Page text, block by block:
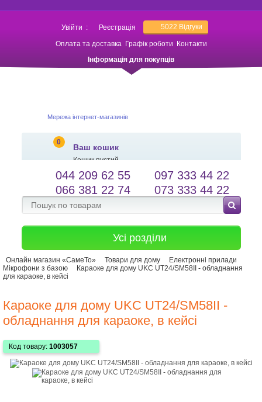
Увійти : Реєстрація 5022 Відгуки
Оплата та доставка Графік роботи
Контакти
Інформація для покупців
Мережа інтернет-магазинів
0
Ваш кошик
Кошик пустий
salessameto@gmail.com
Зворотній зв'язок
Мова сайту
044 209 62 55
097 333 44 22
066 381 22 74
073 333 44 22
Усі розділи
Онлайн магазин «СамеТо» Товари для дому
Електронні прилади
Мікрофони з базою
Караоке для дому UKC UT24/SM58II - обладнання
для караоке, в кейсі
Караоке для дому UKC UT24/SM58II -
обладнання для караоке, в кейсі
Код товару: 1003057